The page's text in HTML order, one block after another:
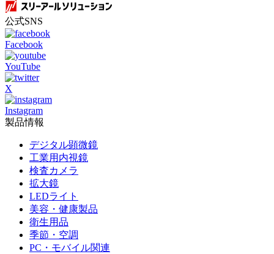
公式SNS
Facebook
YouTube
X
Instagram
製品情報
デジタル顕微鏡
工業用内視鏡
検査カメラ
拡大鏡
LEDライト
美容・健康製品
衛生用品
季節・空調
PC・モバイル関連